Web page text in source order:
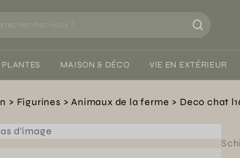
PLANTES MAISON & DÉCO VIE EN EXTÉRIEUR
Figurines Animaux de la ferme Deco chat
d'image